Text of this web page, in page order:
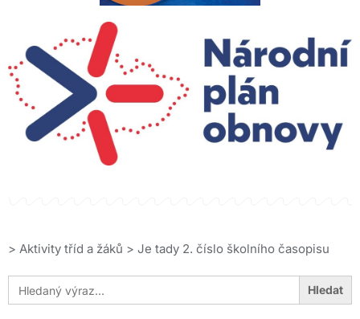
> Aktivity tříd a žáků > Je tady 2. číslo školního časopisu
Search
for: